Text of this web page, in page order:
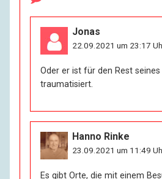
Jonas
22.09.2021 um 23:17
Oder er ist für den Rest seines
traumatisiert.
Hanno Rinke
23.09.2021 um 11:49
Es gibt Orte, die mit einem